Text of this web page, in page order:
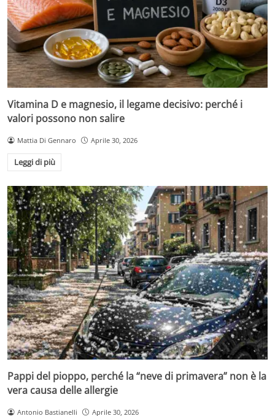
Vitamina D e magnesio, il legame decisivo: perché i
valori possono non salire
Mattia Di Gennaro Aprile 30, 2026
Leggi di più
Pappi del pioppo, perché la “neve di primavera” non è la
vera causa delle allergie
Antonio Bastianelli Aprile 30, 2026